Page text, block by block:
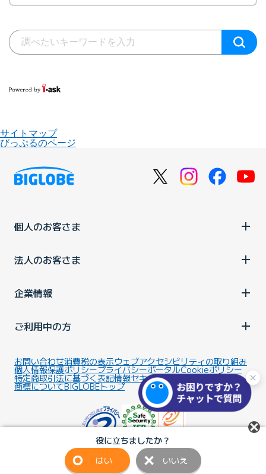
役に立ちましたか？
はい
いいえ
サイトマップ
びっぷるのページ
個人のお客さま
法人のお客さま
企業情報
ご利用中の方
お問い合わせ消費税の表示ウェブアクセシビリティの取り組み
個人情報保護ポリシープライバシーポータルCookieポリシー
特定商取引法に基づく表記情報セキュリティ基本方針
商標についてBIGLOBEトップ
Copyright ©BIGLOBE Inc. 2026. All rights reserved.